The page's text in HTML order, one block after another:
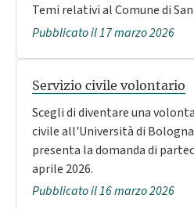
Temi relativi al Comune di
Pubblicato il 17 marzo 2026
Servizio civile volontario
Scegli di diventare una
civile all'Università di
presenta la domanda di
aprile 2026.
Pubblicato il 16 marzo 2026